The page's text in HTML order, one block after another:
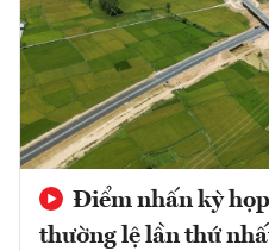
Điểm nhấn kỳ
thường lệ lần thứ